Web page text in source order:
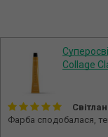
Collage
Фарба сподобалася,